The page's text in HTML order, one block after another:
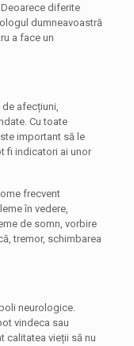
diferite
dumneavoastră
a face un
afecțiuni,
Cu toate
important să le
fi indicatori ai unor
frecvent
în vedere,
de somn, vorbire
tremor, schimbarea
neurologice.
vindeca sau
calitatea vieții să nu